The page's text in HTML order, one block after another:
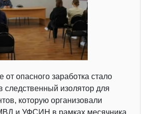
от опасного заработка стало
следственный изолятор для
которую организовали
и УФСИН в рамках месячника